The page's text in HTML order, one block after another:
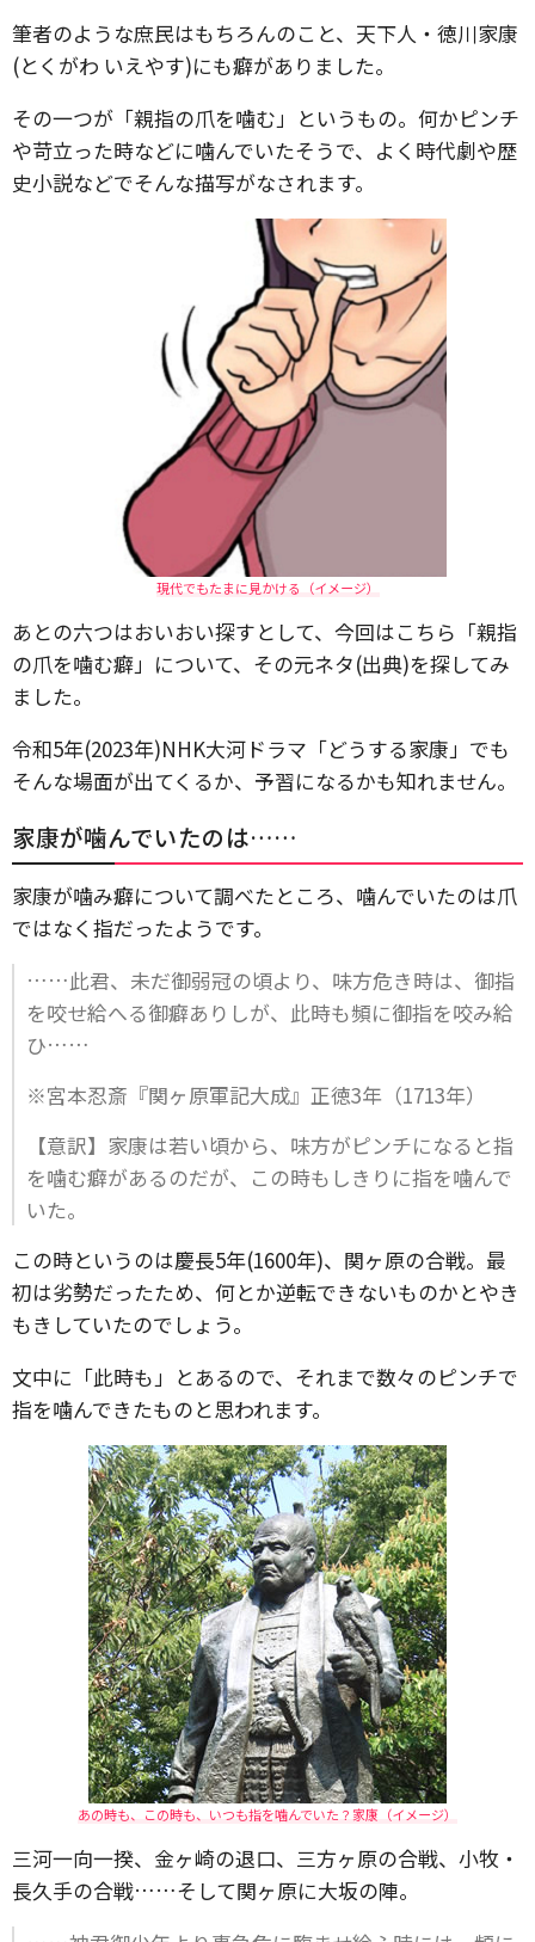
筆者のような庶民はもちろんのこと、天下人・徳川家康
(とくがわ いえやす)にも癖がありました。
その一つが「親指の爪を噛む」というもの。何かピンチ
や苛立った時などに噛んでいたそうで、よく時代劇や歴
史小説などでそんな描写がなされます。
現代でもたまに見かける（イメージ）
あとの六つはおいおい探すとして、今回はこちら「親指
の爪を噛む癖」について、その元ネタ(出典)を探してみ
ました。
令和5年(2023年)NHK大河ドラマ「どうする家康」でも
そんな場面が出てくるか、予習になるかも知れません。
家康が噛んでいたのは……
家康が噛み癖について調べたところ、噛んでいたのは爪
ではなく指だったようです。
……此君、未だ御弱冠の頃より、味方危き時は、御指
を咬せ給へる御癖ありしが、此時も頻に御指を咬み給
ひ……
※宮本忍斎『関ヶ原軍記大成』正徳3年（1713年）
【意訳】家康は若い頃から、味方がピンチになると指
を噛む癖があるのだが、この時もしきりに指を噛んで
いた。
この時というのは慶長5年(1600年)、関ヶ原の合戦。最
初は劣勢だったため、何とか逆転できないものかとやき
もきしていたのでしょう。
文中に「此時も」とあるので、それまで数々のピンチで
指を噛んできたものと思われます。
あの時も、この時も、いつも指を噛んでいた？家康（イメージ）
三河一向一揆、金ヶ崎の退口、三方ヶ原の合戦、小牧・
長久手の合戦……そして関ヶ原に大坂の陣。